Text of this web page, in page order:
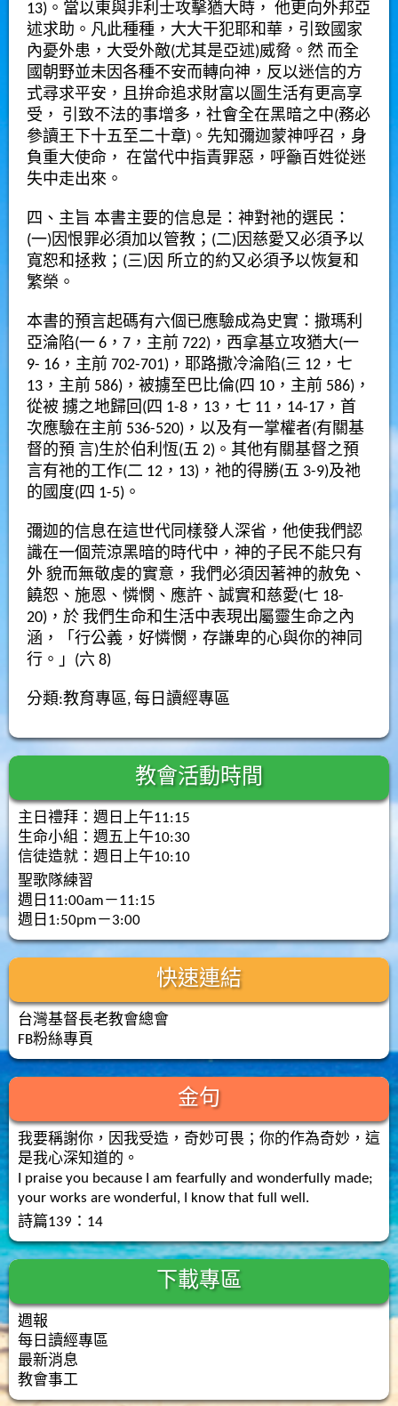
13)。當以東與非利士攻擊猶大時， 他更向外邦亞
述求助。凡此種種，大大干犯耶和華，引致國家
內憂外患，大受外敵(尤其是亞述)威脅。然 而全
國朝野並未因各種不安而轉向神，反以迷信的方
式尋求平安，且拚命追求財富以圖生活有更高享
受， 引致不法的事增多，社會全在黑暗之中(務必
參讀王下十五至二十章)。先知彌迦蒙神呼召，身
負重大使命， 在當代中指責罪惡，呼籲百姓從迷
失中走出來。
四、主旨 本書主要的信息是：神對祂的選民：
(一)因恨罪必須加以管教；(二)因慈愛又必須予以
寬恕和拯救；(三)因 所立的約又必須予以恢复和
繁榮。
本書的預言起碼有六個已應驗成為史實：撒瑪利
亞淪陷(一 6，7，主前 722)，西拿基立攻猶大(一
9- 16，主前 702-701)，耶路撒冷淪陷(三 12，七
13，主前 586)，被擄至巴比倫(四 10，主前 586)，
從被 擄之地歸回(四 1-8，13，七 11，14-17，首
次應驗在主前 536-520)，以及有一掌權者(有關基
督的預 言)生於伯利恆(五 2)。其他有關基督之預
言有祂的工作(二 12，13)，祂的得勝(五 3-9)及祂
的國度(四 1-5)。
彌迦的信息在這世代同樣發人深省，他使我們認
識在一個荒涼黑暗的時代中，神的子民不能只有
外 貌而無敬虔的實意，我們必須因著神的赦免、
饒恕、施恩、憐憫、應許、誠實和慈愛(七 18-
20)，於 我們生命和生活中表現出屬靈生命之內
涵，「行公義，好憐憫，存謙卑的心與你的神同
行。」(六 8)
分類:教育專區, 每日讀經專區
教會活動時間
主日禮拜：週日上午11:15
生命小組：週五上午10:30
信徒造就：週日上午10:10
聖歌隊練習
週日11:00am－11:15
週日1:50pm－3:00
快速連結
台灣基督長老教會總會
FB粉絲專頁
金句
我要稱謝你，因我受造，奇妙可畏；你的作為奇妙，這
是我心深知道的。
I praise you because I am fearfully and wonderfully made;
your works are wonderful, I know that full well.
詩篇139：14
下載專區
週報
每日讀經專區
最新消息
教會事工